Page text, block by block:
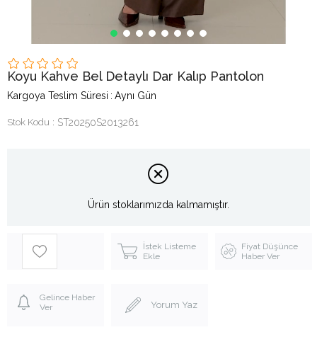
Koyu Kahve Bel Detaylı Dar Kalıp Pantolon
Kargoya Teslim Süresi : Aynı Gün
Stok Kodu ST20250S2013261
Ürün stoklarımızda kalmamıştır.
İstek Listeme
Ekle
Fiyat Düşünce
Haber Ver
Gelince Haber
Ver
Yorum Yaz